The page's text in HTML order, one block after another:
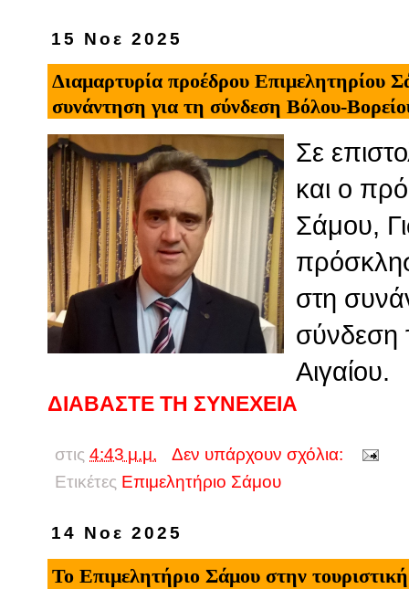
15 Νοε 2025
Διαμαρτυρία προέδρου Επιμελητηρίου
συνάντηση για τη σύνδεση Βόλου-
Σε
και ο
Σάμου,
στη
σύνδεση
Αιγαίου.
ΔΙΑΒΑΣΤΕ ΤΗ ΣΥΝΕΧΕΙΑ
στις 4:43 μ.μ.
Δεν υπάρχουν σχόλια:
Ετικέτες Επιμελητήριο Σάμου
14 Νοε 2025
Το Επιμελητήριο Σάμου στην